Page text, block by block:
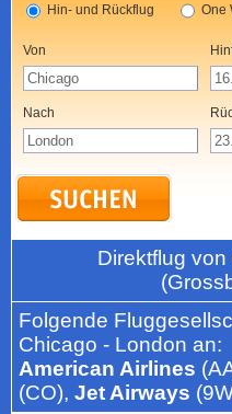
Hin- und Rückflug One
Von
Nach
Direktflug
Folgende
Chicago - London an:
American Airlines
(CO), Jet Airways